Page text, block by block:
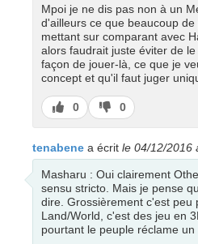
Mpoi je ne dis pas non à un
d'ailleurs ce que beaucoup
mettant sur comparant avec
alors faudrait juste éviter de
façon de jouer-là, ce que je
concept et qu'il faut juger
J’aime
0
J’aime
pas
0
tenabene a écrit le 04/12/2016
Masharu : Oui clairement
sensu stricto. Mais je pense
dire. Grossièrement c'est peu
Land/World, c'est des jeu en
pourtant le peuple réclame